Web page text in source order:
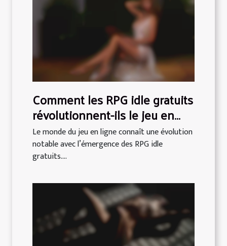
Comment les RPG idle gratuits
révolutionnent-ils le jeu en
ligne ?
Le monde du jeu en ligne connaît une évolution
notable avec l’émergence des RPG idle
gratuits....